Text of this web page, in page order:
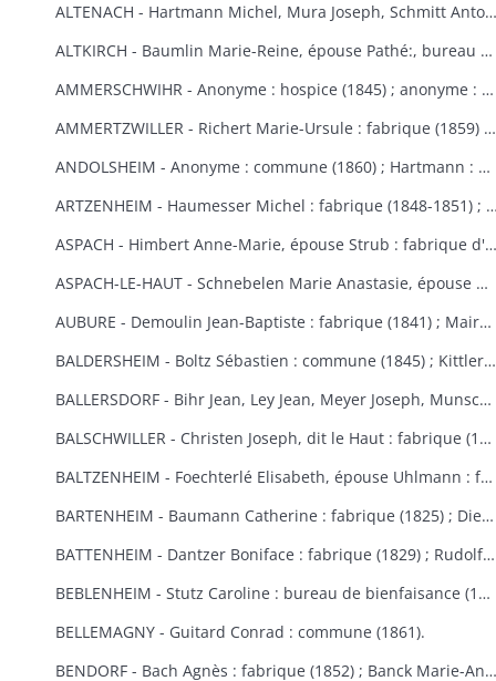
ALTENACH - Hartmann Michel, Mura Joseph, Schmitt Antoine, Reinauer Joseph : fabrique (1821), Koegler Anne, épouse Fleury : fabrique (1817-1818).
ALTKIRCH - Baumlin Marie-Reine, épouse Pathé:, bureau de bienfaisance (1803) ; Baur Reine-Catherine, épouse Schneider : hospice, bureau de bienfaisance, fabrique (1841-1845) ; Bisel : hospice Saint-Morand (1849) ; Caisse d'Epargne (1) : hospice (1850-1855) ; Eberlin Joseph : hospice Saint-Morand (1844) ; Enderlin Antoine, de Durlinsdorf : hospice (1859) ; Erny : fabrique (1865) (voir aussi Thann) ; Friburger Anne-Marie, épouse Remus : hospice (1865) ; Fritsch Morand : hospice Saint-Morand (1857-1859) ; Garrosse François-Marie : bureau de bienfaisance (1802) ; Garozzi Antoine, Henner Thomas Valentin, Kiene Marie-Anne : fabrique (1813) ; Garozzi Rosalie, épouse Durthaller : hospice civil (1850) ; Gilardoni Joseph : hospice (1864) ; Haenner Xavier : fabrique (1843-1844) ; Hartmann Jean, Kiene Marie-Elisabeth : fabrique (1819) ; Hennige, curé, Reininger Elma : hospice (1855-1862) ; Hiltenbrand Marie-Salomé : hospice Saint-Morand (1854) ; Jourdain Xavier : hospice et pauvres (1854-1867) ; Kauffmann Antoine : fabrique (1814-1817) ; Koechlin André : pauvres (1854) ; Koechlin André, de Mulhouse : commune (1860) ; Loetscher : hospice Saint-Morand (1851) ; Mildner Antoine-François : hospice Saint-Morand (1831-1832) ; Mulhaupt Anne-Marie : hospice Saint-Morand (1844) ; Neef François-Joseph : fabrique (1809) ; Platel Louise : hospice et bureau de bienfaisance (1867) ; Reininger Emma-Joséphine : hospice Saint-Morand (1855) ; Reininger Marie-Françoise : bureau de bienfaisance et fabrique (1866-1868) ; Roemer Georges, curé : hospice Saint-Morand (1868-1869) ; Rudler Euphémie : hospice Saint-Morand (1869-1870) ; Sauthier : hospice Saint-Morand (1856-1857) ; Schirlin, curé de Bouxwiller : hospice Saint-Morand (1868) ; Stouff Jean-Pierre : hospice Saint-Morand (1832-1833) ; Zobel Morand : hospice Saint-Morand (1859).
AMMERSCHWIHR - Anonyme : hospice (1845) ; anonyme : hospice (1860) ; anonyme : hospice (1860) ; anonyme : hospice (1868) ; anonyme : hospice (1868) ; Bertrand Catherine, religieuse à Ensisheim : hospice (1833-1835) ; Bessler Anne-Marie, épouse Hartmann : hospice et fabrique (1848-1852) ; Bressler Elisabeth : fabrique (1840) ; Bressler Jean-Jacques, curé de Zimmerbach : hospice (1849) ; Custor François-Joseph, abbé : hospice (1822-1823) ; famille Demangeat, des Trois-Epis : hospice (1866) ; Gasser Barbe et François-Martin : hospice et fabrique (1842-1843) ; héritiers Gerber : hospice (1853-1855) ; Gerber Anne-Marie, épouse Muller : hospice (1870) ; Giroud Françoise, épouse Langlais : hospice et fabrique (1838-1845) ; Gottelman François-Joseph : chapelle des Trois-Epis (1824) ; Hartmann Martin : hospice (1851) ; Hildenfinck Joseph : hospice (1869) ; Kast Jean-Baptiste : fabrique (1865) ; Klein François-Joseph : hospice (1820-1821) ; Klein Marguerite, épouse Schielé : hospice, pauvres et fabrique (1844) ; Hamberger Françoise, épouse Bueb dit Dubois : fabrique (1846) ; Leimbach Sébastien : hospice (1835) ; Meg Sébastien : fabrique et pauvres (1828) ; Saltzmann Anne-Marie, épouse Heinrich : fabrique (1869-1870) ; Schielé Alexandre : hospice et pauvres (1828) ; Schwindenhammer Jacques : hospice (1852) ; Simonin : fabrique et pauvres (1832) ; Simonis Catherine, veuve Simonis, épouse Vejux : fabrique (1850) ; Thomann Marie-Ursule : pauvres et hospice (1838) ; Thomann Martin et Anne-Marie, son épouse : hospice (1858) ; Ulrich Catherine, épouse Kast le Vieux : hospice (1848-1852).
AMMERTZWILLER - Richert Marie-Ursule : fabrique (1859) ; Wolff Elisabeth, épouse Hinderer : pauvres d'Ammertzwiller et de Spechbach-le-Bas et fabrique d'Ammertzwiller (1854).
ANDOLSHEIM - Anonyme : commune (1860) ; Hartmann : bureau de bienfaisance (1858) ; Neubuck (de) Marie-Ursule, épouse de Mouge : fabrique (1851) ; Schuller Mathias, dit le Vieux ou le Settier : consistoire protestant (1814).
ARTZENHEIM - Haumesser Michel : fabrique (1848-1851) ; Mangold Louis Benjamin; fabrique (1857-1858).
ASPACH - Himbert Anne-Marie, épouse Strub : fabrique d'Aspach et de Heidwiller (1849).
ASPACH-LE-HAUT - Schnebelen Marie Anastasie, épouse Durwell, de Thann : enfants indigents (1867-1868).
AUBURE - Demoulin Jean-Baptiste : fabrique (1841) ; Maire Marie-Elisabeth : fabrique (1864-1865) ; Raffner Catherine : fabrique (1860) ; Stortz André : fabrique (1852-1853) ; Thiriet Jean Antoine : fabrique (1846-1847).
BALDERSHEIM - Boltz Sébastien : commune (1845) ; Kittler Marie-Anne et Françoise : fabrique (1825-1843).
BALLERSDORF - Bihr Jean, Ley Jean, Meyer Joseph, Munsch Jean : commune (1826) ; Fridolin Fortuné, Krafft Louis : fabrique (1826) ; Schwartz François-Joseph, Weist Agathe, épouse Schwartz : commune (1830) ; Walter Sébastien : fabrique (1841) ; Zinck Georges-Bernard : fabrique (1824).
BALSCHWILLER - Christen Joseph, dit le Haut : fabrique (1853).
BALTZENHEIM - Foechterlé Elisabeth, épouse Uhlmann : fabrique (1851) ; Klinger Jean : fabrique (1851).
BARTENHEIM - Baumann Catherine : fabrique (1825) ; Dietschi Anne-Marie, épouse Kirchherr : fabrique (1840) ; Epinay (d') Nicolas : commune (1824-1829) ; Erblang Joseph et Loll Ursule, épouse Erblang : fabrique (1840) ; Hassler Catherine : fabrique (1833) ; Hertzog Grégoire et Catherine : fabrique (1838) ; Kaiflin Anne-Marie, épouse Arnolt : fabrique (1825-1829) ; Kielwasser Marie-Anne : fabrique (1832) ; Koenig Antoine, Kaifflin Jacques : fabrique (1838) ; Koenig Ursule : fabrique (1829) ; Koenig Jean-Georges : fabrique (1832) ; Landauer Anne et Madeleine : fabrique (1833) ; Marquart Michel et Tschill Catherine, épouse Marquart : fabrique (1821) ; Schibeny Louis, Jacques et Jean : fabrique (1821) ; Schultz Jeanne, épouse Kanengieser : fabrique (1840) ; Studer Marie Ursule, épouse Wild : fabrique (1832) ; Walch Anne-Marie, épouse Lang : fabrique (1829).
BATTENHEIM - Dantzer Boniface : fabrique (1829) ; Rudolf : commune (1845).
BEBLENHEIM - Stutz Caroline : bureau de bienfaisance (1865-1866).
BELLEMAGNY - Guitard Conrad : commune (1861).
BENDORF - Bach Agnès : fabrique (1852) ; Banck Marie-Anne : commune (1860).